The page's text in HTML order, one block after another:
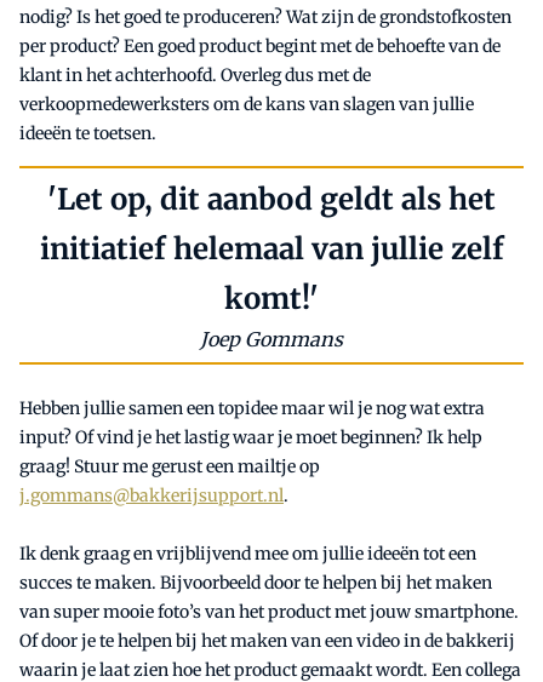
nodig? Is het goed te produceren? Wat zijn de grondstofkosten
per product? Een goed product begint met de behoefte van de
klant in het achterhoofd. Overleg dus met de
verkoopmedewerksters om de kans van slagen van jullie
ideeën te toetsen.
'Let op, dit aanbod geldt als het
initiatief helemaal van jullie zelf
komt!'
Joep Gommans
Hebben jullie samen een topidee maar wil je nog wat extra
input? Of vind je het lastig waar je moet beginnen? Ik help
graag! Stuur me gerust een mailtje op
j.gommans@bakkerijsupport.nl.
Ik denk graag en vrijblijvend mee om jullie ideeën tot een
succes te maken. Bijvoorbeeld door te helpen bij het maken
van super mooie foto’s van het product met jouw smartphone.
Of door je te helpen bij het maken van een video in de bakkerij
waarin je laat zien hoe het product gemaakt wordt. Een collega